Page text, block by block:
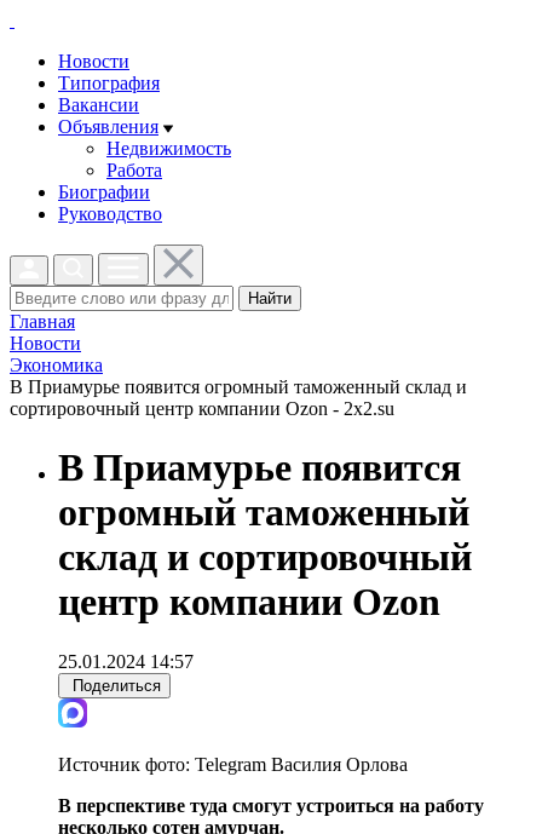
Новости
Типография
Вакансии
Объявления
Недвижимость
Работа
Биографии
Руководство
Найти
Главная
Новости
Экономика
В Приамурье появится огромный таможенный склад и
сортировочный центр компании Ozon - 2x2.su
В Приамурье появится
огромный таможенный
склад и сортировочный
центр компании Ozon
25.01.2024 14:57
Поделиться
Источник фото: Telegram Василия Орлова
В перспективе туда смогут устроиться на работу
несколько сотен амурчан.